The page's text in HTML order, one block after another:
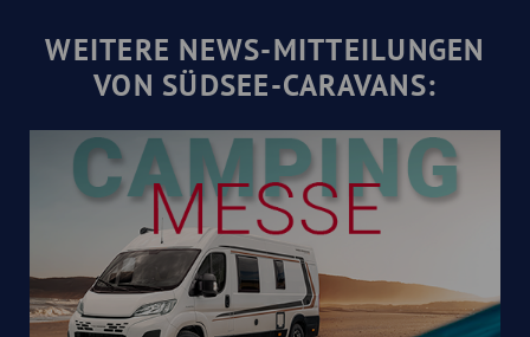
WEITERE NEWS-MITTEILUNGEN
VON SÜDSEE-CARAVANS: